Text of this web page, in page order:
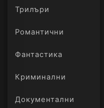
Трилъри
онлайн
Романтични
Фантастика
Криминални
Документални